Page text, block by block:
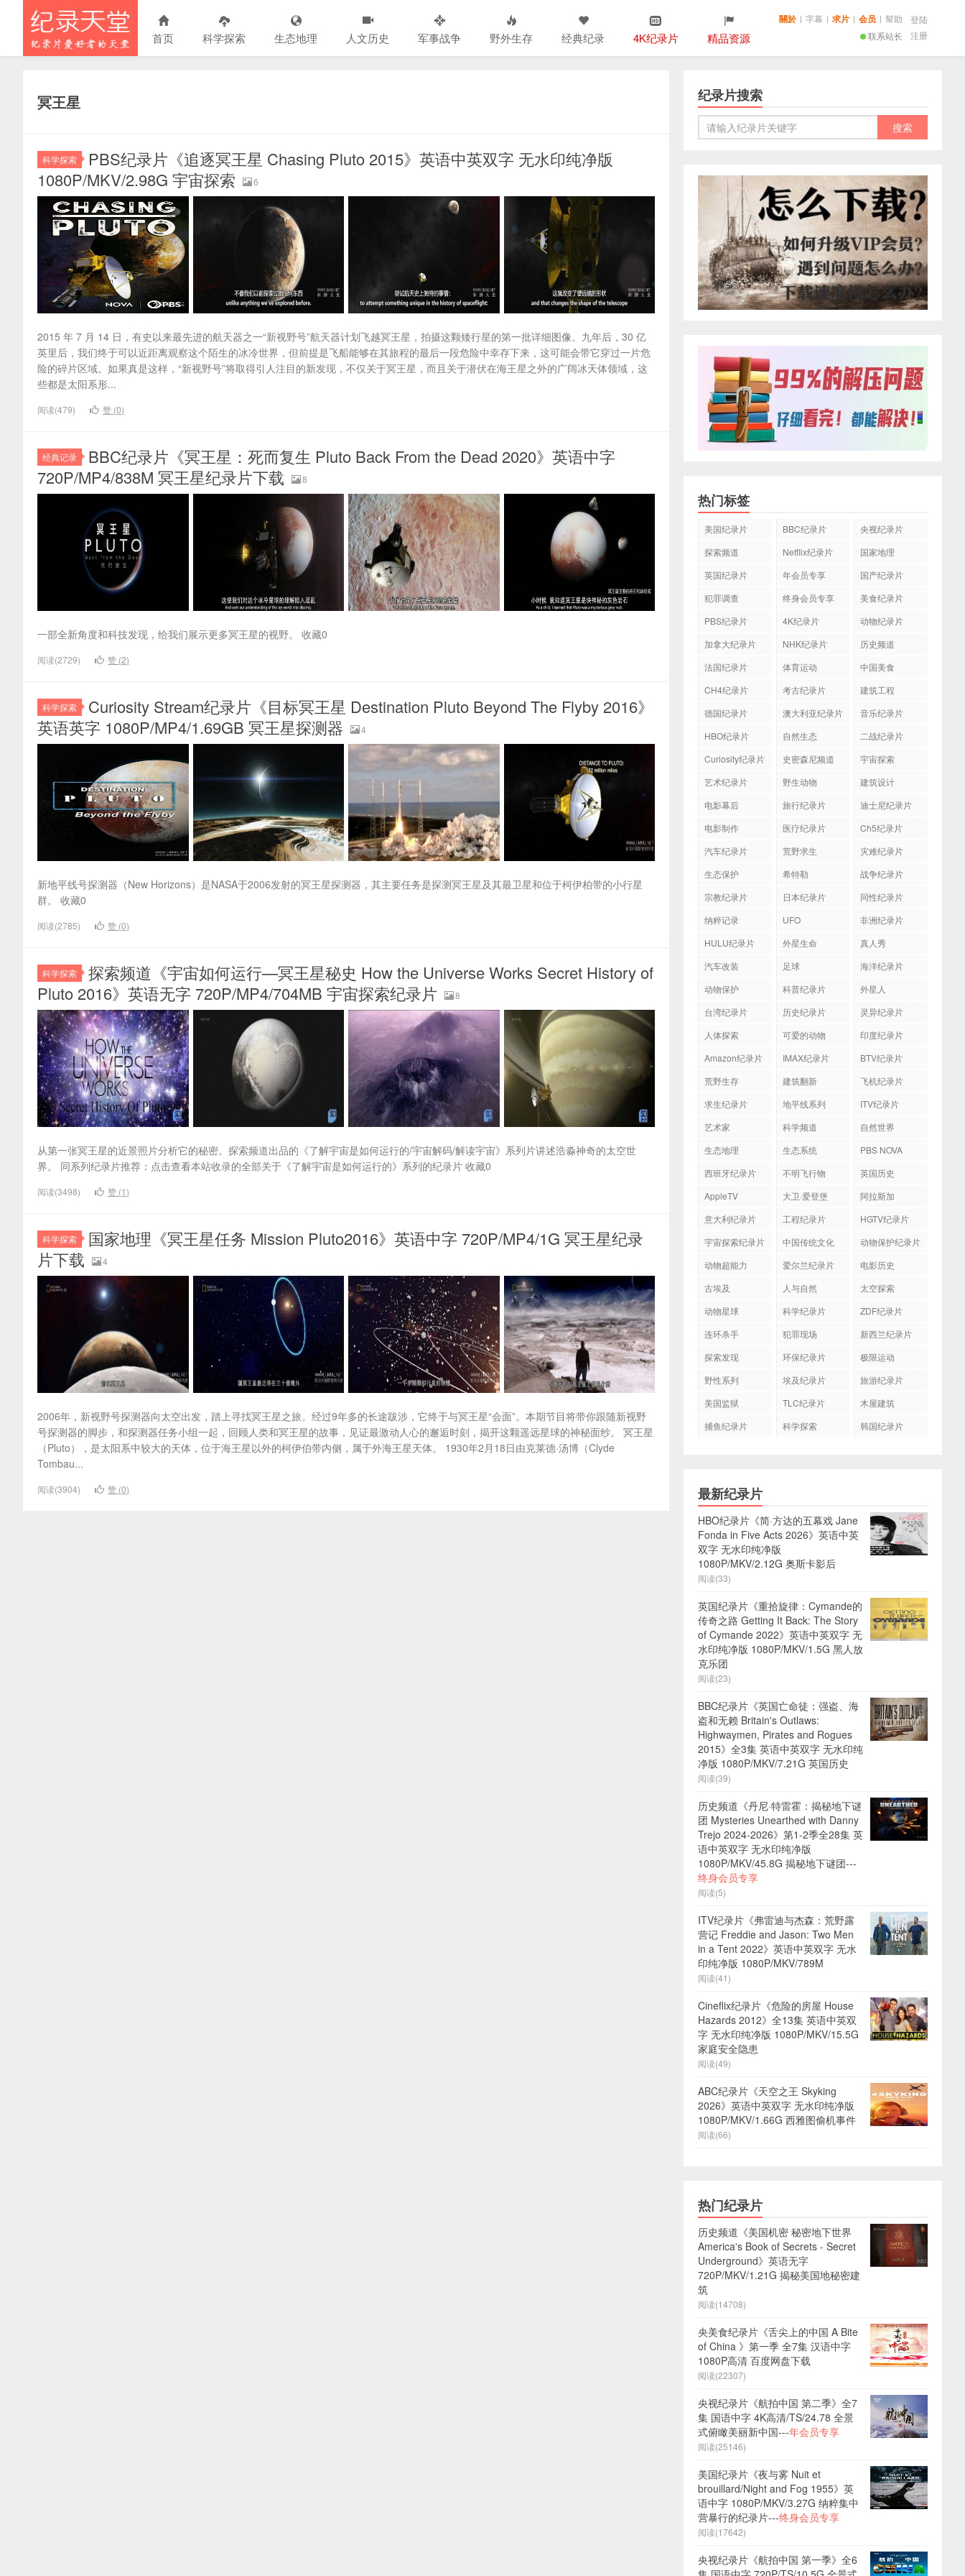
首页 科学探索 生态地理 人文历史 军事战争 野外生存 经典纪录 4K纪录片 精品资源 联系站长
關於 | 字幕 | 求片 | 会员 | 幫助
登陆
注册
冥王星
科学探索
PBS纪录片《追逐冥王星 Chasing Pluto 2015》英语中英双字 无水印纯净版
1080P/MKV/2.98G 宇宙探索
6
2015 年 7 月 14 日，有史以来最先进的航天器之一“新视野号”航天器计划飞越冥王星，拍摄这颗矮行星的第一批详细图像。九年后，30 亿
英里后，我们终于可以近距离观察这个陌生的冰冷世界，但前提是飞船能够在其旅程的最后一段危险中幸存下来，这可能会带它穿过一片危
险的碎片区域。如果真是这样，“新视野号”将取得引人注目的新发现，不仅关于冥王星，而且关于潜伏在海王星之外的广阔冰天体领域，这
些都是太阳系形...
阅读(479) 赞 (0)
经典记录
BBC纪录片《冥王星：死而复生 Pluto Back From the Dead 2020》英语中字
720P/MP4/838M 冥王星纪录片下载
8
一部全新角度和科技发现，给我们展示更多冥王星的视野。 收藏0
阅读(2729) 赞 (2)
科学探索
Curiosity Stream纪录片《目标冥王星 Destination Pluto Beyond The Flyby 2016》
英语英字 1080P/MP4/1.69GB 冥王星探测器
4
新地平线号探测器（New Horizons）是NASA于2006发射的冥王星探测器，其主要任务是探测冥王星及其最卫星和位于柯伊柏带的小行星
群。 收藏0
阅读(2785) 赞 (0)
科学探索
探索频道《宇宙如何运行—冥王星秘史 How the Universe Works Secret History of
Pluto 2016》英语无字 720P/MP4/704MB 宇宙探索纪录片
8
从第一张冥王星的近景照片分析它的秘密。探索频道出品的《了解宇宙是如何运行的/宇宙解码/解读宇宙》系列片讲述浩淼神奇的太空世
界。 同系列纪录片推荐：点击查看本站收录的全部关于《了解宇宙是如何运行的》系列的纪录片 收藏0
阅读(3498) 赞 (1)
科学探索
国家地理《冥王星任务 Mission Pluto2016》英语中字 720P/MP4/1G 冥王星纪录
片下载
4
2006年，新视野号探测器向太空出发，踏上寻找冥王星之旅。经过9年多的长途跋涉，它终于与冥王星“会面”。本期节目将带你跟随新视野
号探测器的脚步，和探测器任务小组一起，回顾人类和冥王星的故事，见证最激动人心的邂逅时刻，揭开这颗遥远星球的神秘面纱。 冥王星
（Pluto），是太阳系中较大的天体，位于海王星以外的柯伊伯带内侧，属于外海王星天体。 1930年2月18日由克莱德·汤博（Clyde
Tombau...
阅读(3904) 赞 (0)
纪录片搜索
热门标签
美国纪录片 BBC纪录片
央视纪录片
探索频道
Netflix纪录片
国家地理
英国纪录片
年会员专享
国产纪录片
犯罪调查
终身会员专享
美食纪录片
PBS纪录片
4K纪录片
动物纪录片
加拿大纪录片
NHK纪录片
历史频道
法国纪录片
体育运动
中国美食
CH4纪录片
考古纪录片
建筑工程
德国纪录片
澳大利亚纪录片
音乐纪录片
HBO纪录片
自然生态
二战纪录片
Curiosity纪录片
史密森尼频道
宇宙探索
艺术纪录片
野生动物
建筑设计
电影幕后
旅行纪录片
迪士尼纪录片
电影制作
医疗纪录片
Ch5纪录片
汽车纪录片
荒野求生
灾难纪录片
生态保护
希特勒
战争纪录片
宗教纪录片
日本纪录片
同性纪录片
纳粹记录
UFO
非洲纪录片
HULU纪录片
外星生命
真人秀
汽车改装
足球
海洋纪录片
动物保护
科普纪录片
外星人
台湾纪录片
历史纪录片
灵异纪录片
人体探索
可爱的动物
印度纪录片
Amazon纪录片
IMAX纪录片
BTV纪录片
荒野生存
建筑翻新
飞机纪录片
求生纪录片
地平线系列
ITV纪录片
艺术家
科学频道
自然世界
生态地理
生态系统
PBS NOVA
西班牙纪录片
不明飞行物
英国历史
AppleTV
大卫·爱登堡
阿拉斯加
意大利纪录片
工程纪录片
HGTV纪录片
宇宙探索纪录片
中国传统文化
动物保护纪录片
动物超能力
爱尔兰纪录片
电影历史
古埃及
人与自然
太空探索
动物星球
科学纪录片
ZDF纪录片
连环杀手
犯罪现场
新西兰纪录片
探索发现
环保纪录片
极限运动
野性系列
埃及纪录片
旅游纪录片
美国监狱
TLC纪录片
木屋建筑
捕鱼纪录片
科学探索 韩国纪录片
最新纪录片
HBO纪录片《简·方达的五幕戏 Jane
Fonda in Five Acts 2026》英语中英
双字 无水印纯净版
1080P/MKV/2.12G 奥斯卡影后
阅读(33)
英国纪录片《重拾旋律：Cymande的
传奇之路 Getting It Back: The Story
of Cymande 2022》英语中英双字 无
水印纯净版 1080P/MKV/1.5G 黑人放
克乐团
阅读(23)
BBC纪录片《英国亡命徒：强盗、海
盗和无赖 Britain's Outlaws:
Highwaymen, Pirates and Rogues
2015》全3集 英语中英双字 无水印纯
净版 1080P/MKV/7.21G 英国历史
阅读(39)
历史频道《丹尼·特雷霍：揭秘地下谜
团 Mysteries Unearthed with Danny
Trejo 2024-2026》第1-2季全28集 英
语中英双字 无水印纯净版
1080P/MKV/45.8G 揭秘地下谜团---
终身会员专享
阅读(5)
ITV纪录片《弗雷迪与杰森：荒野露
营记 Freddie and Jason: Two Men
in a Tent 2022》英语中英双字 无水
印纯净版 1080P/MKV/789M
阅读(41)
Cineflix纪录片《危险的房屋 House
Hazards 2012》全13集 英语中英双
字 无水印纯净版 1080P/MKV/15.5G
家庭安全隐患
阅读(49)
ABC纪录片《天空之王 Skyking
2026》英语中英双字 无水印纯净版
1080P/MKV/1.66G 西雅图偷机事件
阅读(66)
热门纪录片
历史频道《美国机密 秘密地下世界
America's Book of Secrets - Secret
Underground》英语无字
720P/MKV/1.21G 揭秘美国地秘密建
筑
阅读(14708)
央美食纪录片《舌尖上的中国 A Bite
of China 》第一季 全7集 汉语中字
1080P高清 百度网盘下载
阅读(22307)
央视纪录片《航拍中国 第二季》全7
集 国语中字 4K高清/TS/24.78 全景
式俯瞰美丽新中国---年会员专享
阅读(25146)
美国纪录片《夜与雾 Nuit et
brouillard/Night and Fog 1955》英
语中字 1080P/MKV/3.27G 纳粹集中
营暴行的纪录片---终身会员专享
阅读(17642)
央视纪录片《航拍中国 第一季》全6